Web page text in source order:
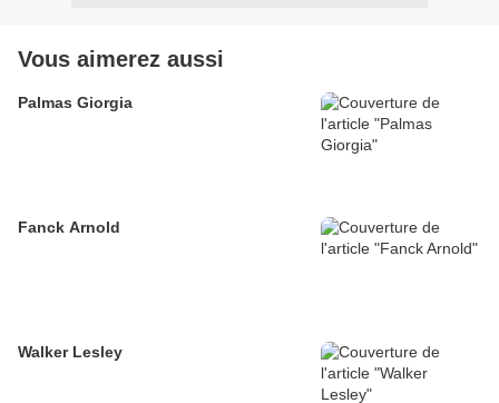
Vous aimerez aussi
Palmas Giorgia
Fanck Arnold
Walker Lesley